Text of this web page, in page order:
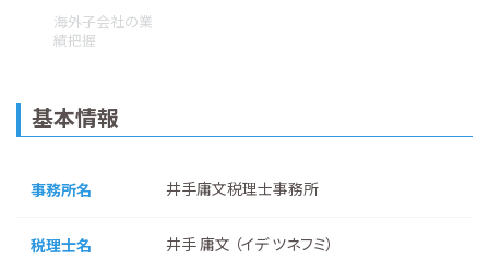
海外子会社の業
績把握
基本情報
事務所名 井手庸文税理士事務所
税理士名 井手 庸文 （イデ ツネフミ）